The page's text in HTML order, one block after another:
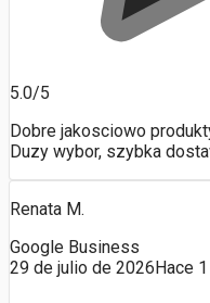
5.0/5
Dobre jakosciowo
Duzy wybor, szybka
Renata M.
Google Business
29 de julio de 2026 Hace